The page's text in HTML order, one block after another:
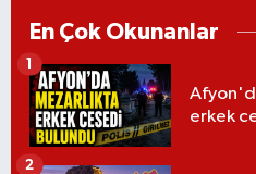
En Çok Okunanlar
erkek
1
2